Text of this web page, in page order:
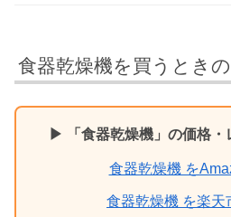
食器乾燥機を買うとき
▶ 「食器乾燥機」の価格・
食器乾燥機 を
食器乾燥機 を楽天